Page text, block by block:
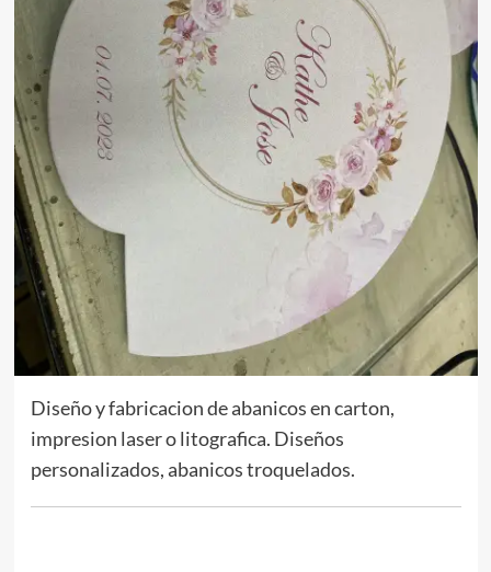
Diseño y fabricacion de abanicos en carton,
impresion laser o litografica. Diseños
personalizados, abanicos troquelados.